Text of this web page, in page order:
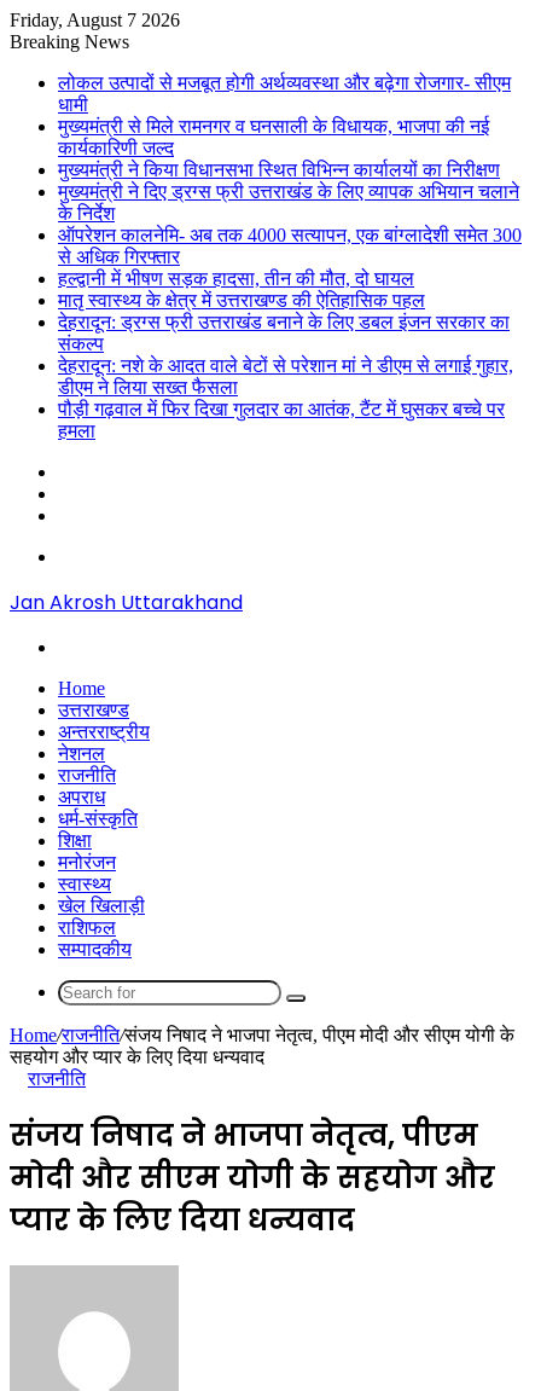
Friday, August 7 2026
Breaking News
लोकल उत्पादों से मजबूत होगी अर्थव्यवस्था और बढ़ेगा रोजगार- सीएम
धामी
मुख्यमंत्री से मिले रामनगर व घनसाली के विधायक, भाजपा की नई
कार्यकारिणी जल्द
मुख्यमंत्री ने किया विधानसभा स्थित विभिन्न कार्यालयों का निरीक्षण
मुख्यमंत्री ने दिए ड्रग्स फ्री उत्तराखंड के लिए व्यापक अभियान चलाने
के निर्देश
ऑपरेशन कालनेमि- अब तक 4000 सत्यापन, एक बांग्लादेशी समेत 300
से अधिक गिरफ्तार
हल्द्वानी में भीषण सड़क हादसा, तीन की मौत, दो घायल
मातृ स्वास्थ्य के क्षेत्र में उत्तराखण्ड की ऐतिहासिक पहल
देहरादून: ड्रग्स फ्री उत्तराखंड बनाने के लिए डबल इंजन सरकार का
संकल्प
देहरादून: नशे के आदत वाले बेटों से परेशान मां ने डीएम से लगाई गुहार,
डीएम ने लिया सख्त फैसला
पौड़ी गढ़वाल में फिर दिखा गुलदार का आतंक, टैंट में घुसकर बच्चे पर
हमला
Jan Akrosh Uttarakhand
Home
उत्तराखण्ड
अन्तरराष्ट्रीय
नेशनल
राजनीति
अपराध
धर्म-संस्कृति
शिक्षा
मनोरंजन
स्वास्थ्य
खेल खिलाड़ी
राशिफल
सम्पादकीय
Search
Home/राजनीति/संजय निषाद ने भाजपा नेतृत्व, पीएम मोदी और सीएम योगी के
सहयोग और प्यार के लिए दिया धन्यवाद
राजनीति
संजय निषाद ने भाजपा नेतृत्व, पीएम
मोदी और सीएम योगी के सहयोग और
प्यार के लिए दिया धन्यवाद